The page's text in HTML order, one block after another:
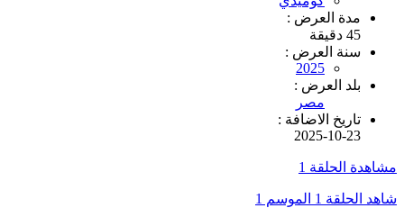
مدة العرض :
45 دقيقة
سنة العرض :
2025
بلد العرض :
مصر
تاريخ الاضافة :
2025-10-23
مشاهدة الحلقة 1
شاهد الحلقة 1 الموسم 1